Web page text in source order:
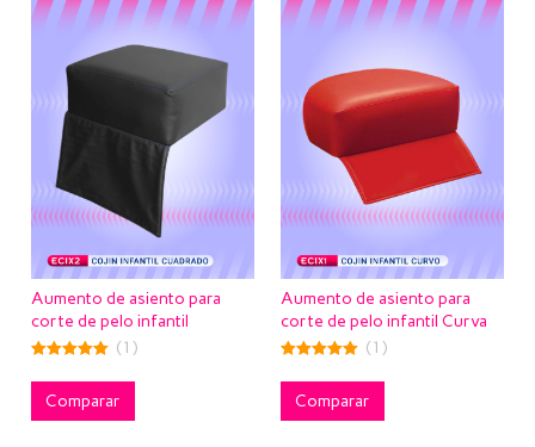
Aumento de asiento para
corte de pelo infantil
Cuadrada
out of 5
(1)
Comparar
Aumento de asiento para
corte de pelo infantil Curva
out of 5
(1)
Comparar